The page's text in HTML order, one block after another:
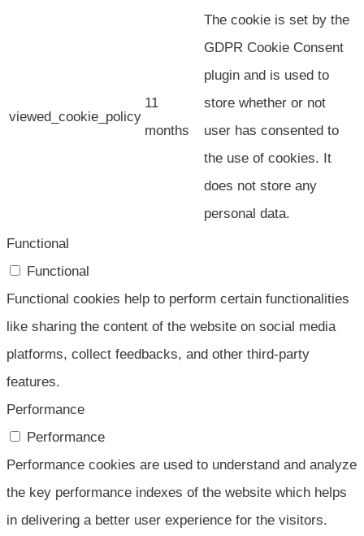
viewed_cookie_policy
11
months
The cookie is set by the
GDPR Cookie Consent
plugin and is used to
store whether or not
user has consented to
the use of cookies. It
does not store any
personal data.
Functional
Functional
Functional cookies help to perform certain functionalities
like sharing the content of the website on social media
platforms, collect feedbacks, and other third-party
features.
Performance
Performance
Performance cookies are used to understand and analyze
the key performance indexes of the website which helps
in delivering a better user experience for the visitors.